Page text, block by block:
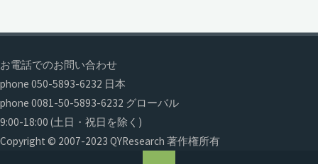
お電話でのお問い合わせ
phone 050-5893-6232 日本
phone 0081-50-5893-6232 グローバル
9:00-18:00 (土日・祝日を除く)
Copyright © 2007-2023 QYResearch 著作権所有